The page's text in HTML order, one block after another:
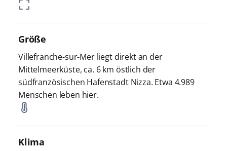
Größe
Villefranche-sur-Mer liegt direkt an der
Mittelmeerküste, ca. 6 km östlich der
südfranzösischen Hafenstadt Nizza. Etwa 4.989
Menschen leben hier.
Klima